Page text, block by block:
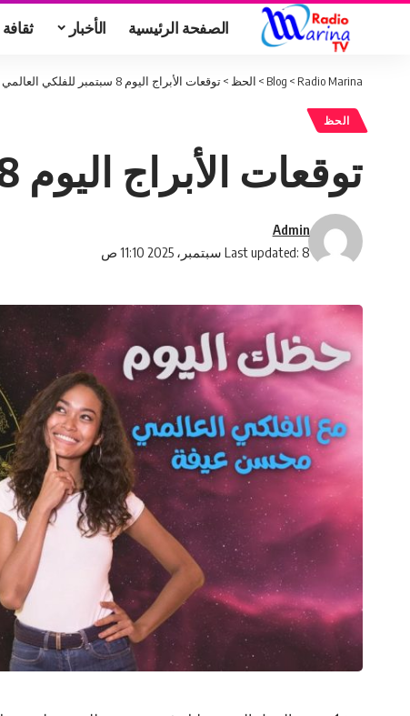
الصفحة الرئيسية الأخبار ثقافة
Radio Marina
>
Blog
> الحظ >توقعات الأبراج اليوم 8 سبتمبر للفلكي العالمي محسن عيفة
الحظ
توقعات الأبراج اليوم 8 سبتمبر للفلكي العالمي محسن عيفة
Last updated: 8 سبتمبر، 2025 11:10 ص
Admin